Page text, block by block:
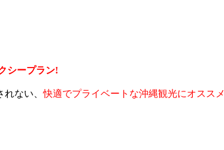
シープラン!
れない、快適でプライベートな沖縄観光にオススメ